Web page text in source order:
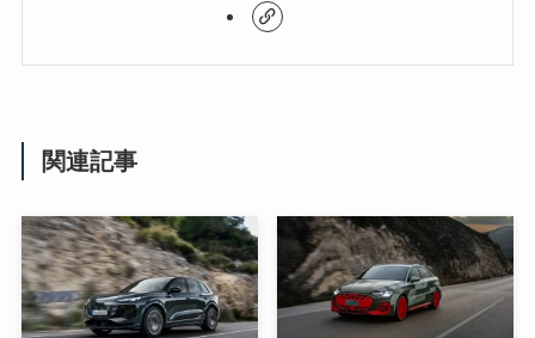
関連記事